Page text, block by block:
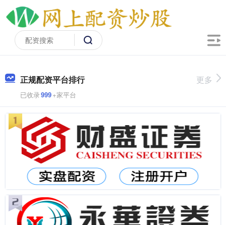
正规配资平台排行
已收录999+家平台
更多